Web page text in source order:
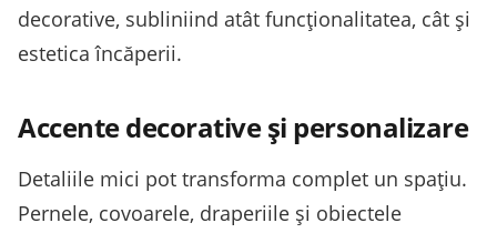
decorative, subliniind atât funcționalitatea, cât și
estetica încăperii.
Accente decorative și personalizare
Detaliile mici pot transforma complet un spațiu.
Pernele, covoarele, draperiile și obiectele